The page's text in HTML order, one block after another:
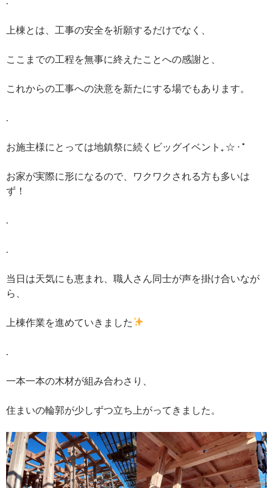
上棟とは、工事の安全を祈願するだけでなく、
ここまでの工程を無事に終えたことへの感謝と、
これからの工事への決意を新たにする場でもあります。
お施主様にとっては地鎮祭に続くビッグイベント₊ ☆ ⋅ ˚
お家が実際に形になるので、ワクワクされる方も多いは
ず！
当日は天気にも恵まれ、職人さん同士が声を掛け合いなが
ら、
上棟作業を進めていきました
一本一本の木材が組み合わさり、
住まいの輪郭が少しずつ立ち上がってきました。